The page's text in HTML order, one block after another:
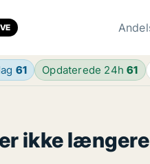
61 Opdaterede 24h61
ikke